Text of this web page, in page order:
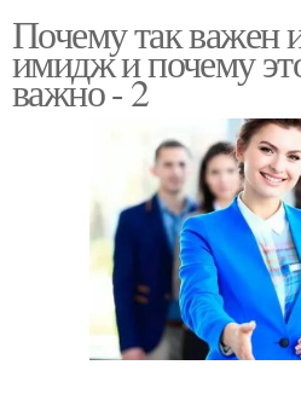
Почему так
имидж и почему
важно - 2